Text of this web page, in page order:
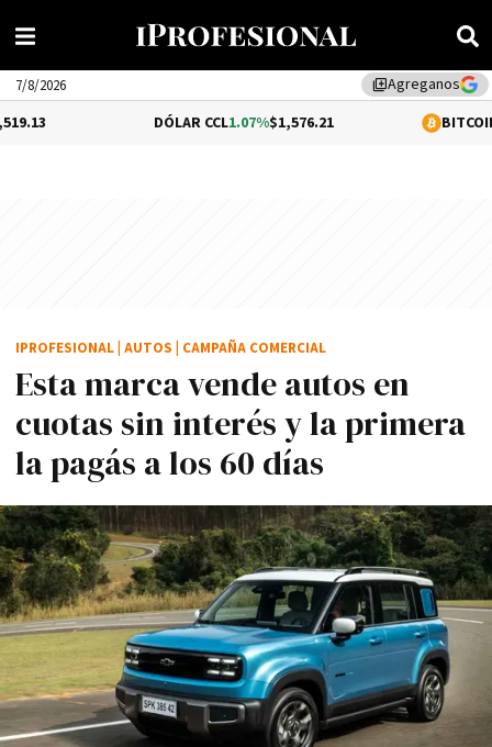
library_addAgreganos
7/8/2026
1.07%$1,576.21 0.35%
Esta marca vende autos en
cuotas sin interés y la primera
la pagás a los 60 días
IPROFESIONAL AUTOS CAMPAÑA COMERCIAL